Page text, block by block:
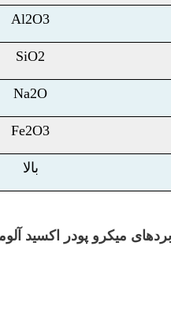
Al2O3
SiO2
Na2O
Fe2O3
بالا
میکرو پودر اکسید